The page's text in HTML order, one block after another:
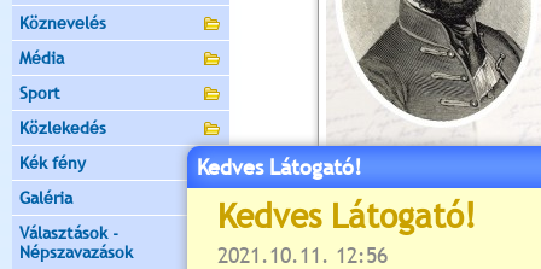
Köznevelés
Média
Sport
Közlekedés
Kék fény
Galéria
Választások -
Népszavazások
Kedves Látogató!